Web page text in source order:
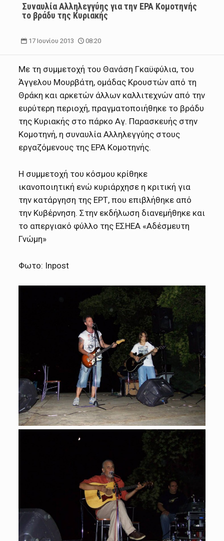
Συναυλία Αλληλεγγύης για την ΕΡΑ Κομοτηνής
το βράδυ της Κυριακής
17 Ιουνίου 2013 08:20
Με τη συμμετοχή του Θανάση Γκαϋφύλια, του
Άγγελου Μουρβάτη, ομάδας Κρουστών από τη
Θράκη και αρκετών άλλων καλλιτεχνών από την
ευρύτερη περιοχή, πραγματοποιήθηκε το βράδυ
της Κυριακής στο πάρκο Αγ. Παρασκευής στην
Κομοτηνή, η συναυλία Αλληλεγγύης στους
εργαζόμενους της ΕΡΑ Κομοτηνής.
Η συμμετοχή του κόσμου κρίθηκε
ικανοποιητική ενώ κυριάρχησε η κριτική για
την κατάργηση της ΕΡΤ, που επιβλήθηκε από
την Κυβέρνηση. Στην εκδήλωση διανεμήθηκε και
το απεργιακό φύλλο της ΕΣΗΕΑ «Αδέσμευτη
Γνώμη»
Φωτο: Inpost